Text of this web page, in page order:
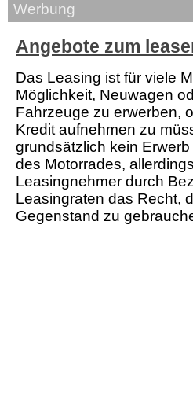
Werbung
Angebote zum
Das Leasing ist für viele
Möglichkeit, Neuwagen
Fahrzeuge zu erwerben,
Kredit aufnehmen zu
grundsätzlich kein
des Motorrades,
Leasingnehmer durch
Leasingraten das Recht,
Gegenstand zu